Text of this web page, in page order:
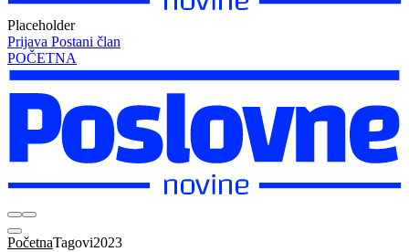
Placeholder
Prijava Postani član
POČETNA
PočetnaTagovi2023